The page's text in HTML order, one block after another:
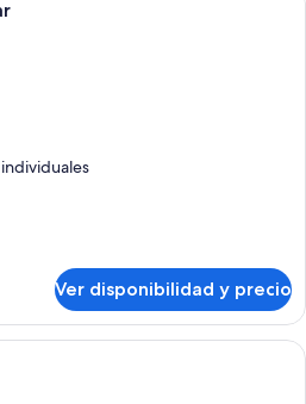
individuales
Ver disponibilidad y precio
Una habitación de hotel con dos